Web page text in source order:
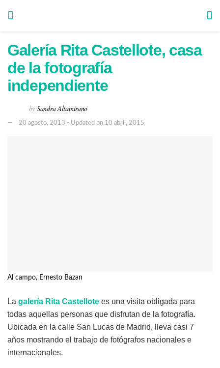
Galería Rita Castellote, casa
de la fotografía
independiente
by Sandra Altamirano
20 agosto, 2013 - Updated on 10 abril, 2015
Al campo, Ernesto Bazan
La galería Rita Castellote es una visita obligada para
todas aquellas personas que disfrutan de la fotografía.
Ubicada en la calle San Lucas de Madrid, lleva casi 7
años mostrando el trabajo de fotógrafos nacionales e
internacionales.